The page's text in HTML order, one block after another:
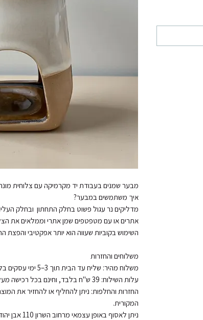
ניתן לאסוף באופן עצמאי מרחוב השרון 110 אבן יהודה, בתיאום מראש.